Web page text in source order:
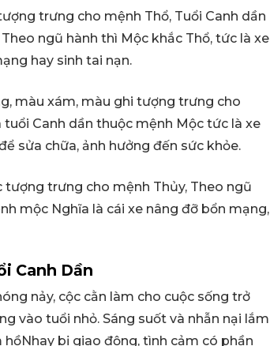
trưng cho mệnh Thổ, Tuổi Canh dần
ngũ hành thì Mộc khắc Thổ, tức là xe
hay sinh tai nạn.
màu xám, màu ghi tượng trưng cho
Canh dần thuộc mệnh Mộc tức là xe
sửa chữa, ảnh hưởng đến sức khỏe.
tượng trưng cho mệnh Thủy, Theo ngũ
mộc Nghĩa là cái xe nâng đỡ bổn mạng,
Canh Dần
nảy, cộc cằn làm cho cuộc sống trở
vào tuổi nhỏ. Sáng suốt và nhẫn nại lắm
bị giao động, tình cảm có phần